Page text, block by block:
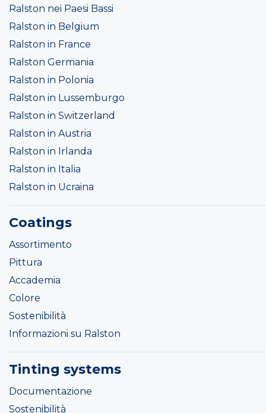
Ralston nei Paesi Bassi
Ralston in Belgium
Ralston in France
Ralston Germania
Ralston in Polonia
Ralston in Lussemburgo
Ralston in Switzerland
Ralston in Austria
Ralston in Irlanda
Ralston in Italia
Ralston in Ucraina
Coatings
Assortimento
Pittura
Accademia
Colore
Sostenibilità
Informazioni su Ralston
Tinting systems
Documentazione
Sostenibilità